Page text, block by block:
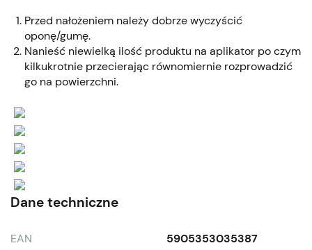
Przed nałożeniem należy dobrze wyczyścić
oponę/gumę.
Nanieść niewielką ilość produktu na aplikator po czym
kilkukrotnie przecierając równomiernie rozprowadzić
go na powierzchni.
Dane techniczne
EAN 5905353035387